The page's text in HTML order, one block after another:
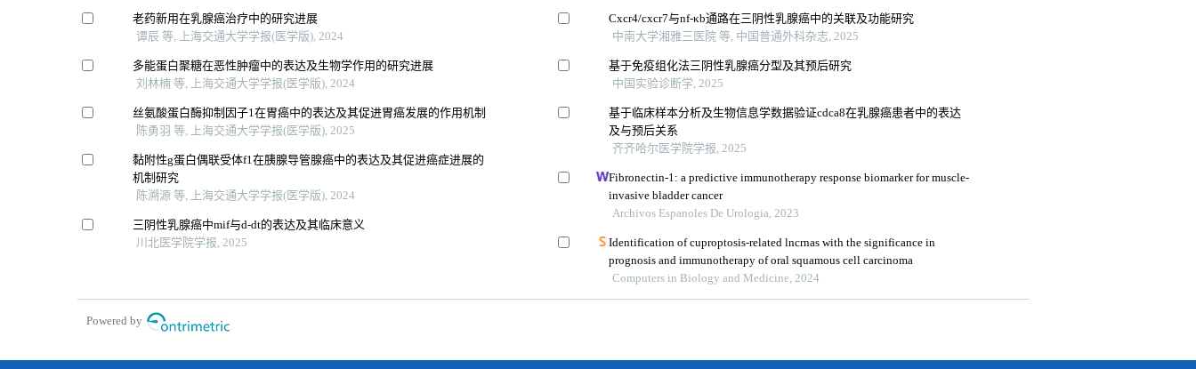
老药新用在乳腺癌治疗中的研究进展
谭辰 等, 上海交通大学学报(医学版), 2024
多能蛋白聚糖在恶性肿瘤中的表达及生物学作用的研究进展
刘林楠 等, 上海交通大学学报(医学版), 2024
丝氨酸蛋白酶抑制因子1在胃癌中的表达及其促进胃癌发展的作用机制
陈勇羽 等, 上海交通大学学报(医学版), 2025
黏附性g蛋白偶联受体f1在胰腺导管腺癌中的表达及其促进癌症进展的
机制研究
陈溯源 等, 上海交通大学学报(医学版), 2024
三阴性乳腺癌中mif与d-dt的表达及其临床意义
川北医学院学报, 2025
Cxcr4/cxcr7与nf-κb通路在三阴性乳腺癌中的关联及功能研究
中南大学湘雅三医院 等, 中国普通外科杂志, 2025
基于免疫组化法三阴性乳腺癌分型及其预后研究
中国实验诊断学, 2025
基于临床样本分析及生物信息学数据验证cdca8在乳腺癌患者中的表达
及与预后关系
齐齐哈尔医学院学报, 2025
Fibronectin-1: a predictive immunotherapy response biomarker for muscle-
invasive bladder cancer
Archivos Espanoles De Urologia, 2023
Identification of cuproptosis-related lncrnas with the significance in
prognosis and immunotherapy of oral squamous cell carcinoma
Computers in Biology and Medicine, 2024
Powered by